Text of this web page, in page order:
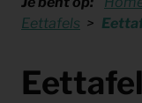
Eettafels